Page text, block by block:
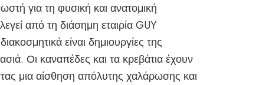
για τη φυσική και ανατομική
από τη διάσημη εταιρία GUY
είναι δημιουργίες της
Οι καναπέδες και τα κρεβάτια έχουν
μια αίσθηση απόλυτης χαλάρωσης και